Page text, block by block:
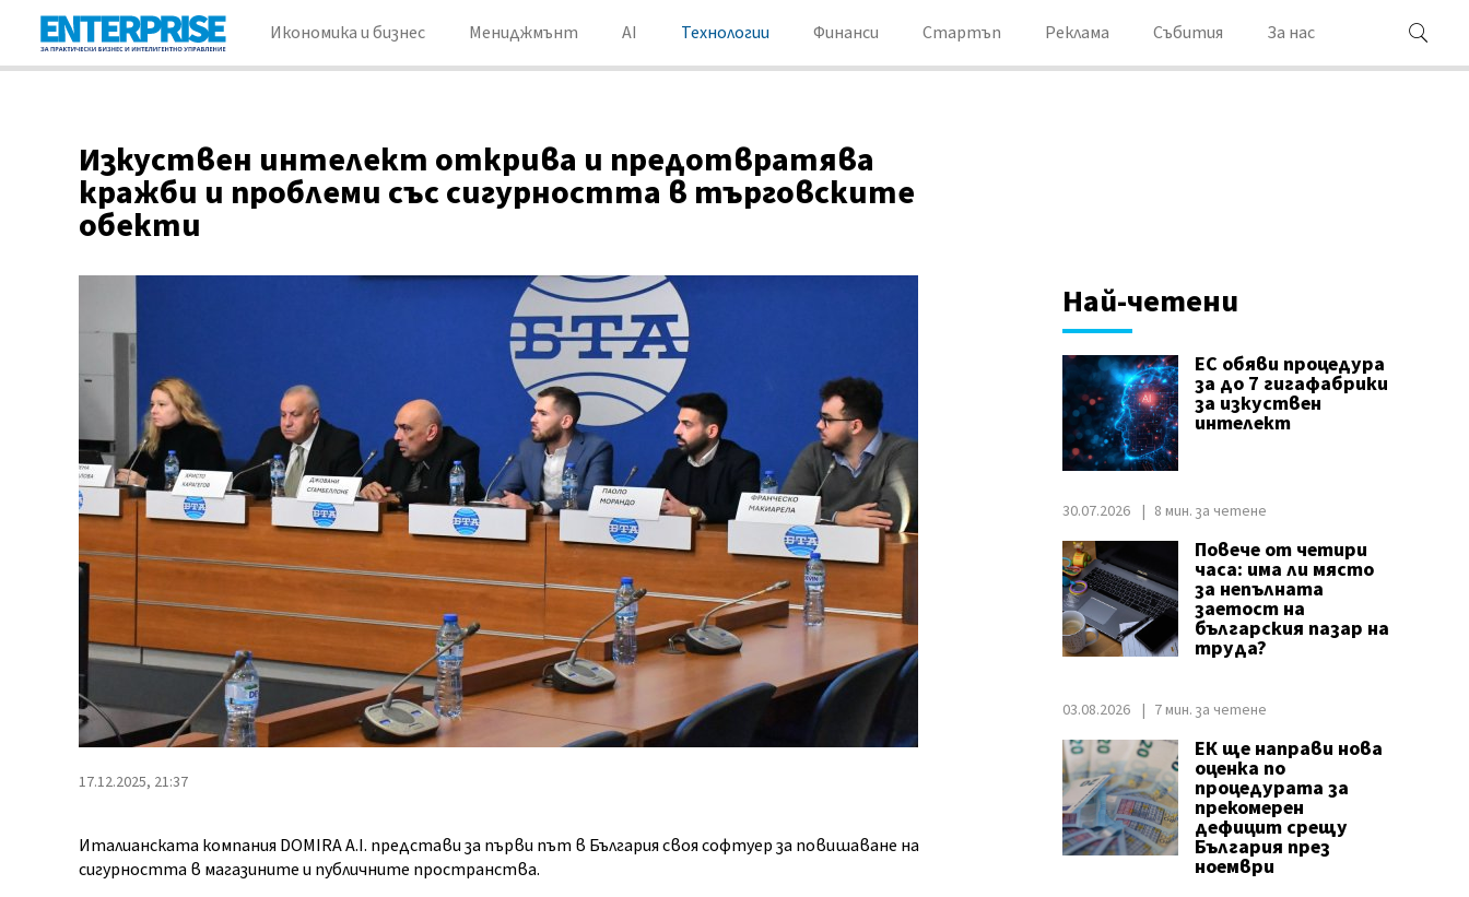
Икономика и бизнес Мениджмънт AI Технологии Финанси Стартъп Реклама Събития За нас
Изкуствен интелект открива и предотвратява
кражби и проблеми със сигурността в търговските
обекти
17.12.2025, 21:37
Италианската компания DOMIRA A.I. представи за първи път в България своя софтуер за повишаване на
сигурността в магазините и публичните пространства.
Най-четени
ЕС обяви процедура
за до 7 гигафабрики
за изкуствен
интелект
30.07.2026 8 мин. за четене
Повече от четири
часа: има ли място
за непълната
заетост на
българския пазар на
труда?
03.08.2026 7 мин. за четене
ЕК ще направи нова
оценка по
процедурата за
прекомерен
дефицит срещу
България през
ноември